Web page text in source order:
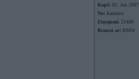
Kopš: 05. Jun 2007
No: Kandava
Ziņojumi: 21489
Braucu ar: BMW